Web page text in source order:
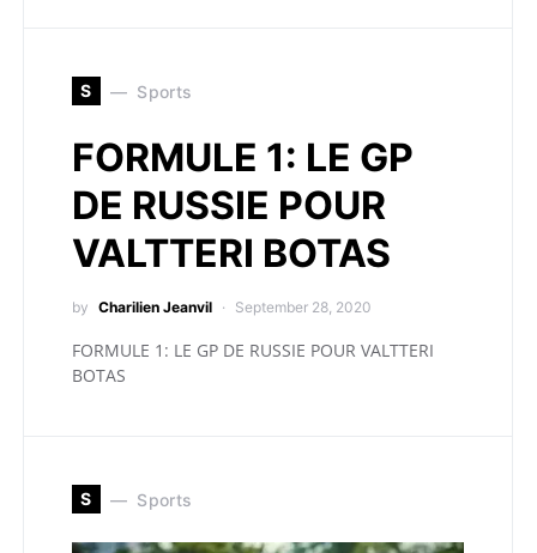
S Sports
FORMULE 1: LE GP
DE RUSSIE POUR
VALTTERI BOTAS
by Charilien Jeanvil September 28, 2020
FORMULE 1: LE GP DE RUSSIE POUR VALTTERI
BOTAS
S Sports